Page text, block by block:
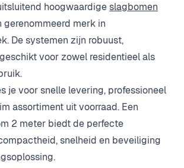
hoogwaardigeslagbomen
gerenommeerd merk in
De systemen zijn robuust,
voor zowel residentieel als
je voor snelle levering, professioneel
assortiment uit voorraad. Een
2 meter biedt de perfecte
snelheid en beveiliging